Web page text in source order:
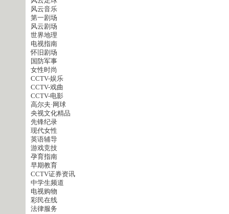
风云音乐
第一剧场
风云剧场
世界地理
电视指南
怀旧剧场
国防军事
女性时尚
CCTV-娱乐
CCTV-戏曲
CCTV-电影
高尔夫·网球
央视文化精品
先锋纪录
现代女性
英语辅导
游戏竞技
孕育指南
早期教育
CCTV证券资讯
中学生频道
电视购物
彩民在线
法律服务